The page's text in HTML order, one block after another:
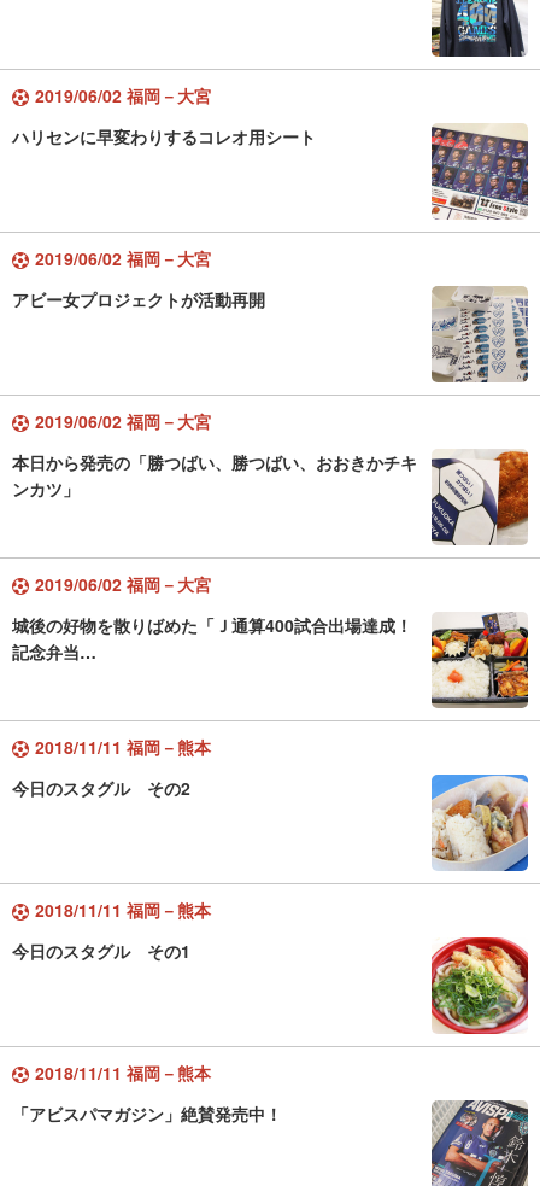
2019/06/02 福岡－大宮
ハリセンに早変わりするコレオ用シート
2019/06/02 福岡－大宮
アビー女プロジェクトが活動再開
2019/06/02 福岡－大宮
本日から発売の「勝つばい、勝つばい、おおきかチキ
ンカツ」
2019/06/02 福岡－大宮
城後の好物を散りばめた「Ｊ通算400試合出場達成！
記念弁当…
2018/11/11 福岡－熊本
今日のスタグル その2
2018/11/11 福岡－熊本
今日のスタグル その1
2018/11/11 福岡－熊本
「アビスパマガジン」絶賛発売中！